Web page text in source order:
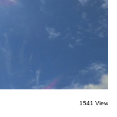
1541 View